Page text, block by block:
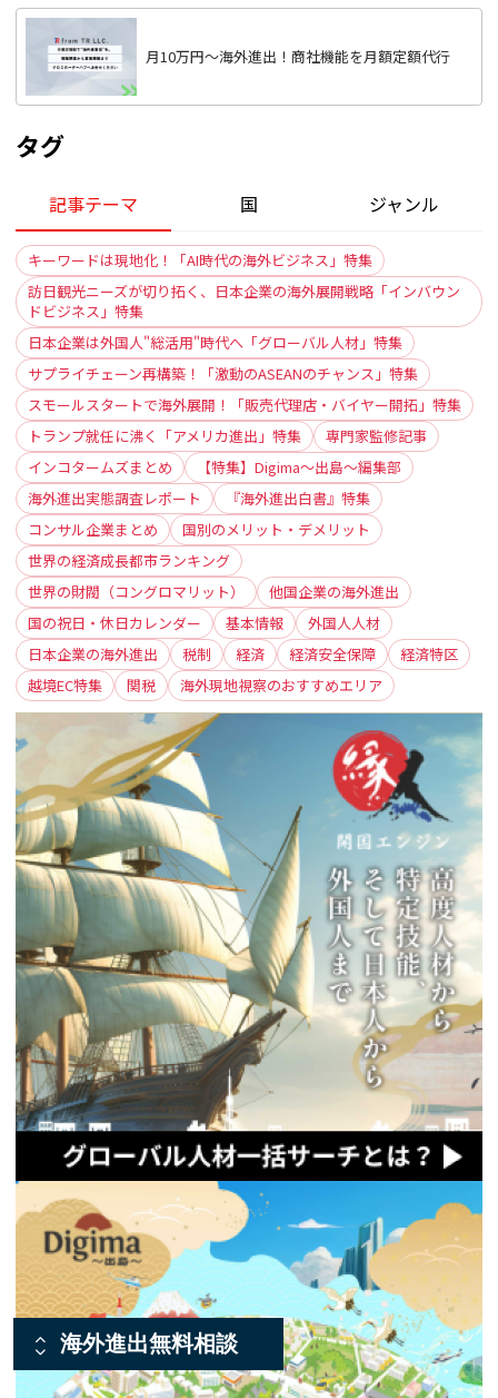
月10万円〜海外進出！商社機能を月額定額代行
タグ
記事テーマ 国 ジャンル
キーワードは現地化！「AI時代の海外ビジネス」特集
訪日観光ニーズが切り拓く、日本企業の海外展開戦略「インバウン
ドビジネス」特集
日本企業は外国人"総活用"時代へ「グローバル人材」特集
サプライチェーン再構築！「激動のASEANのチャンス」特集
スモールスタートで海外展開！「販売代理店・バイヤー開拓」特集
トランプ就任に沸く「アメリカ進出」特集
専門家監修記事
インコタームズまとめ
【特集】Digima〜出島〜編集部
海外進出実態調査レポート
『海外進出白書』特集
コンサル企業まとめ
国別のメリット・デメリット
世界の経済成長都市ランキング
世界の財閥（コングロマリット）
他国企業の海外進出
国の祝日・休日カレンダー
基本情報
外国人人材
日本企業の海外進出
税制 経済 経済安全保障
経済特区
越境EC特集
関税 海外現地視察のおすすめエリア
海外進出無料相談